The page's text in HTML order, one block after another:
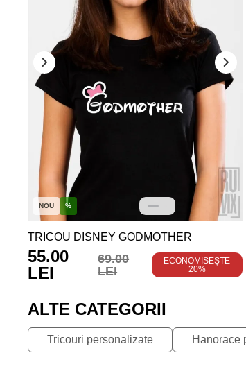
NOU %
TRICOU DISNEY GODMOTHER
55.00
LEI
69.00
LEI
ECONOMISEȘTE
20%
ALTE CATEGORII
Tricouri personalizate Hanorace